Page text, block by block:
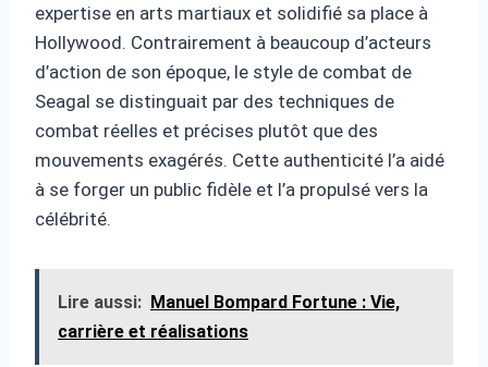
expertise en arts martiaux et solidifié sa place à
Hollywood. Contrairement à beaucoup d’acteurs
d’action de son époque, le style de combat de
Seagal se distinguait par des techniques de
combat réelles et précises plutôt que des
mouvements exagérés. Cette authenticité l’a aidé
à se forger un public fidèle et l’a propulsé vers la
célébrité.
Lire aussi: Manuel Bompard Fortune : Vie,
carrière et réalisations